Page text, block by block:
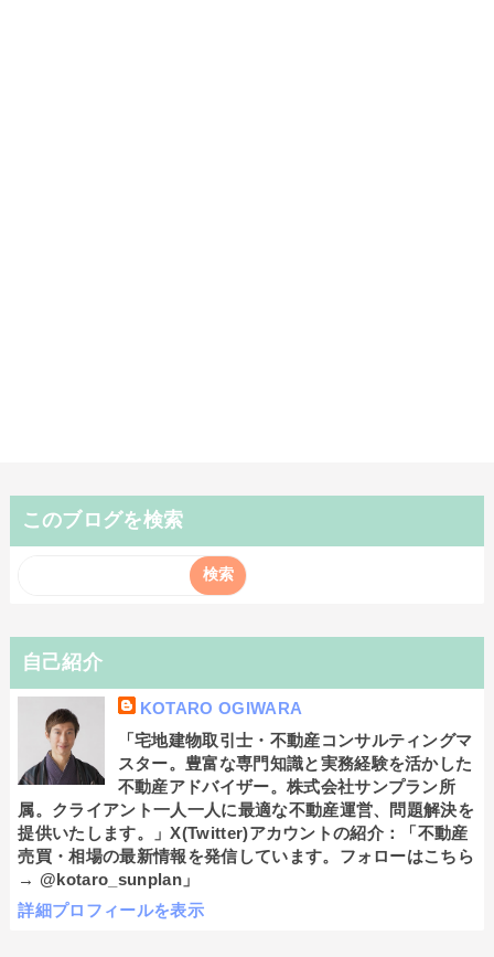
このブログを検索
自己紹介
KOTARO OGIWARA
「宅地建物取引士・不動産コンサルティングマ
スター。豊富な専門知識と実務経験を活かした
不動産アドバイザー。株式会社サンプラン所
属。クライアント一人一人に最適な不動産運営、問題解決を
提供いたします。」X(Twitter)アカウントの紹介：「不動産
売買・相場の最新情報を発信しています。フォローはこちら
→ @kotaro_sunplan」
詳細プロフィールを表示